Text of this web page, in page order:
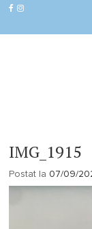
IMG_1915
Postat la 07/09/